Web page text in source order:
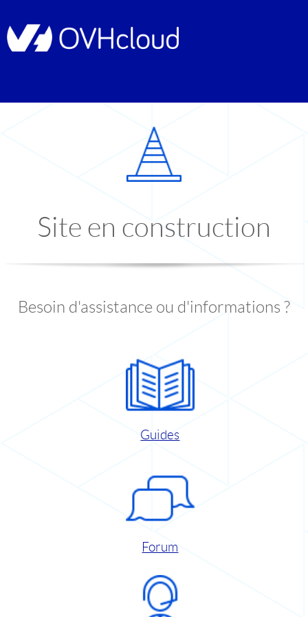
Site en construction
Besoin d'assistance ou d'informations ?
Guides
Forum